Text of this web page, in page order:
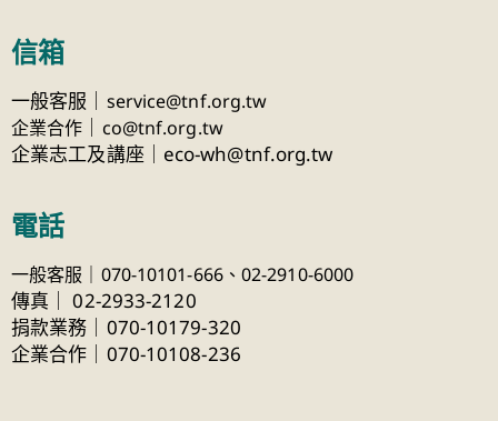
信箱
一般客服｜ service@tnf.org.tw
企業合作
co@tnf.org.tw
企業志工及講座｜eco-wh@tnf.org.tw
電話
一般客服｜070-10101-666、 02-2910-6000
傳真
02-2933-2120
捐款業務｜070-10179-320
企業合作｜070-10108-236